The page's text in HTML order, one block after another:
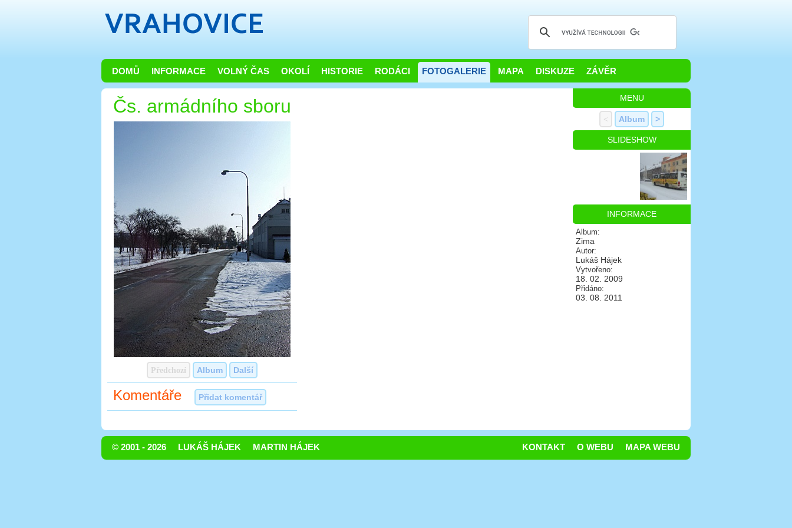
DOMŮ INFORMACE VOLNÝ ČAS OKOLÍ HISTORIE RODÁCI FOTOGALERIE MAPA DISKUZE ZÁVĚR
Čs. armádního sboru
Předchozí Album Další
Komentáře Přidat komentář
MENU
< Album >
SLIDESHOW
INFORMACE
Album:
Zima
Autor:
Lukáš Hájek
Vytvořeno:
18. 02. 2009
Přidáno:
03. 08. 2011
© 2001 - 2026 LUKÁŠ HÁJEK MARTIN HÁJEK MAPA WEBU
O WEBU
KONTAKT